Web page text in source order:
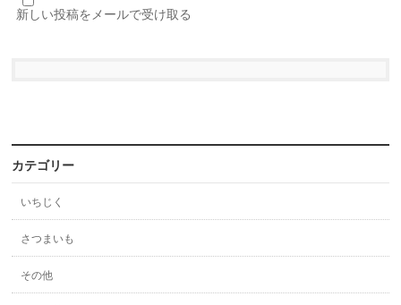
新しい投稿をメールで受け取る
カテゴリー
いちじく
さつまいも
その他